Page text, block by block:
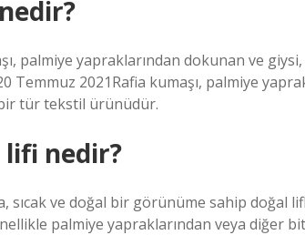
palmiye yapraklarından dokunan ve
Temmuz 2021Rafia kumaşı, palmiye
tür tekstil ürünüdür.
lifi nedir?
sıcak ve doğal bir görünüme sahip doğal
palmiye yapraklarından veya diğer